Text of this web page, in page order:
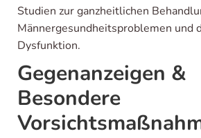
Studien zur ganzheitlichen
Männergesundheitsproblemen und
Dysfunktion.
Gegenanzeigen &
Besondere